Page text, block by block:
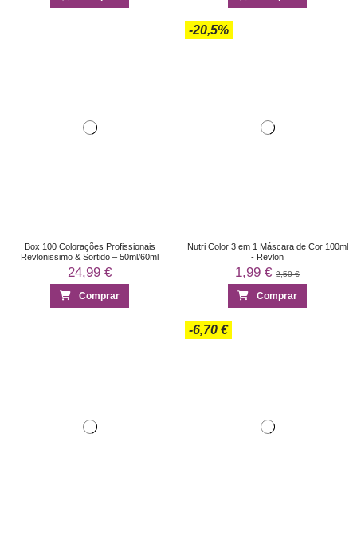
Box 100 Colorações Profissionais
Revlonissimo & Sortido – 50ml/60ml
24,99 €
Comprar
-20,5%
Nutri Color 3 em 1 Máscara de Cor 100ml
- Revlon
1,99 € 2,50 €
Comprar
-6,70 €